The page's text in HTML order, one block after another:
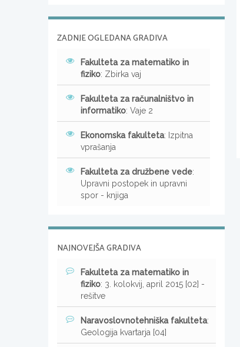
ZADNJE OGLEDANA GRADIVA
Fakulteta za matematiko in
fiziko: Zbirka vaj
Fakulteta za računalništvo in
informatiko: Vaje 2
Ekonomska fakulteta: Izpitna
vprašanja
Fakulteta za družbene vede:
Upravni postopek in upravni
spor - knjiga
NAJNOVEJŠA GRADIVA
Fakulteta za matematiko in
fiziko: 3. kolokvij, april 2015 [02] -
rešitve
Naravoslovnotehniška fakulteta:
Geologija kvartarja [04]